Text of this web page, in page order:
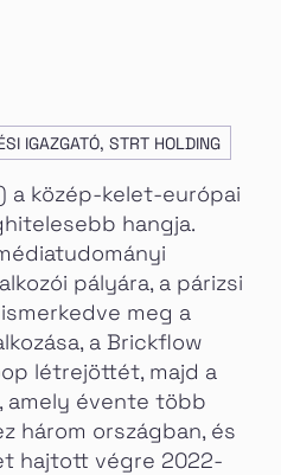
IGAZGATÓ, STRT HOLDING
a közép-kelet-európai
hangja.
pályára, a párizsi
meg a
a Brickflow
létrejöttét, majd a
amely évente több
három országban, és
hajtott végre 2022-